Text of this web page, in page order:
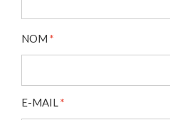
NOM *
E-MAIL*